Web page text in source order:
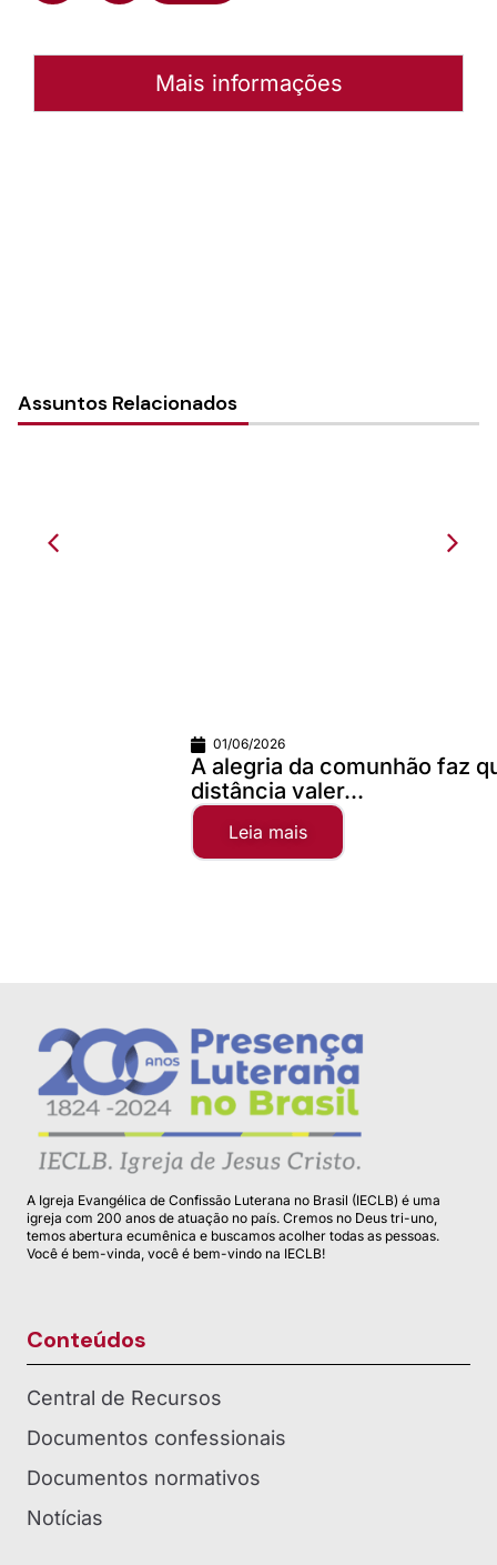
Mais informações
Assuntos Relacionados
A alegria da comunhão faz qualquer
distância valer...
A Igreja Evangélica de Confissão Luterana no Brasil (IECLB) é uma
igreja com 200 anos de atuação no país. Cremos no Deus tri-uno,
temos abertura ecumênica e buscamos acolher todas as pessoas.
Você é bem-vinda, você é bem-vindo na IECLB!
Conteúdos
Central de Recursos
Documentos confessionais
Documentos normativos
Notícias